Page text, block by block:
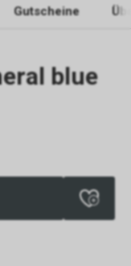
Gutscheine
blue